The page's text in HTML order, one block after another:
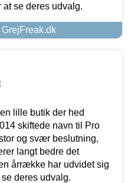
at se deres udvalg.
lille butik der hed
skiftede navn til Pro
og svær beslutning,
langt bedre det
årrække har udvidet sig
deres udvalg.